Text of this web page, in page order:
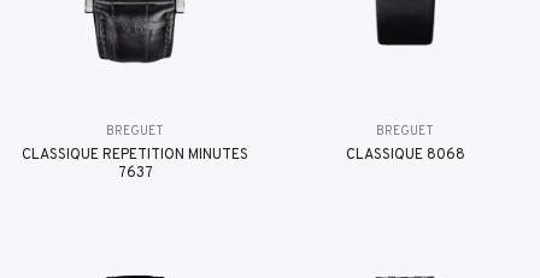
BREGUET
CLASSIQUE RÉPÉTITION MINUTES
7637
BREGUET
CLASSIQUE 8068